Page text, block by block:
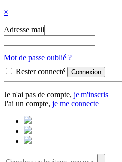
×
Adresse mail
Mot de passe oublié ?
Rester connecté
Je n'ai pas de compte, je m'inscris
J'ai un compte, je me connecte